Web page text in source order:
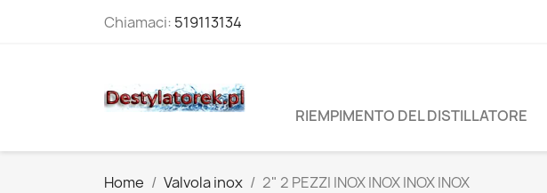
Chiamaci: 519113134
RIEMPIMENTO DEL DISTILLATORE
Home Valvola inox 2" 2 PEZZI INOX INOX INOX INOX